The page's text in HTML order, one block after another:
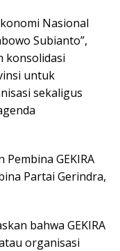
Nasional
Subianto”,
konsolidasi
untuk
sekaligus
GEKIRA
Partai Gerindra,
bahwa GEKIRA
organisasi